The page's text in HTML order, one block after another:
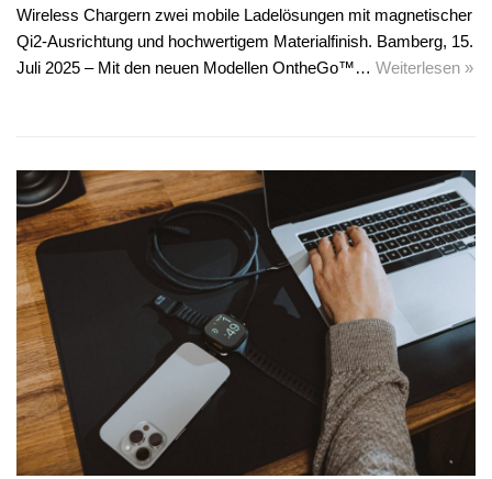
Wireless Chargern zwei mobile Ladelösungen mit magnetischer
Qi2-Ausrichtung und hochwertigem Materialfinish. Bamberg, 15.
Juli 2025 – Mit den neuen Modellen OntheGo™… Weiterlesen »